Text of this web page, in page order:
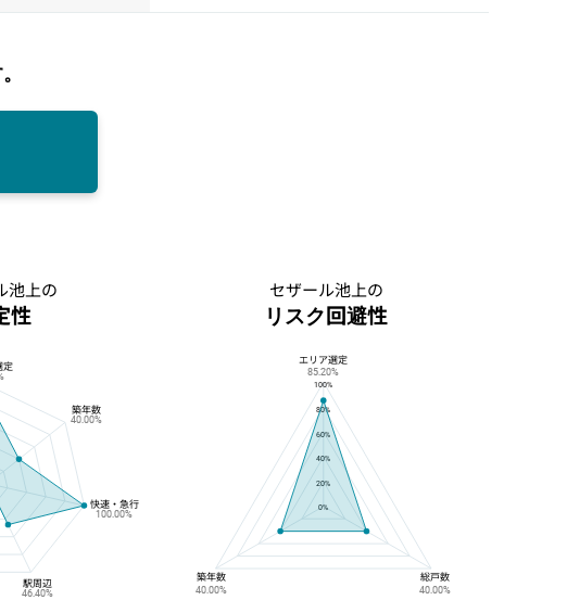
池上の
性
定
駅周辺
46.40%
快速・急行
100.00%
築年数
40.00%
セザール池上の
リスク回避性
セザール池上のリスク回避性
100%
80%
60%
40%
20%
0%
エリア選定
85.20%
築年数
40.00%
総戸数
40.00%